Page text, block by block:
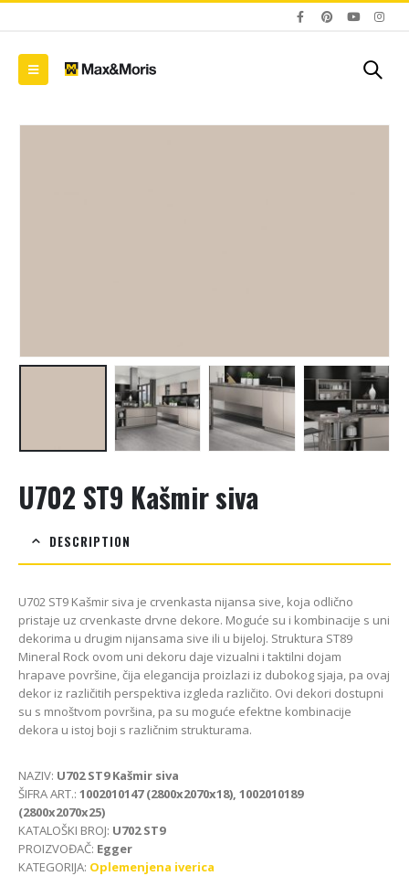
U702 ST9 Kašmir siva
DESCRIPTION
U702 ST9 Kašmir siva je crvenkasta nijansa sive, koja odlično
pristaje uz crvenkaste drvne dekore. Moguće su i kombinacije s uni
dekorima u drugim nijansama sive ili u bijeloj. Struktura ST89
Mineral Rock ovom uni dekoru daje vizualni i taktilni dojam
hrapave površine, čija elegancija proizlazi iz dubokog sjaja, pa ovaj
dekor iz različitih perspektiva izgleda različito. Ovi dekori dostupni
su s mnoštvom površina, pa su moguće efektne kombinacije
dekora u istoj boji s različnim strukturama.
NAZIV: U702 ST9 Kašmir siva
ŠIFRA ART.: 1002010147 (2800x2070x18), 1002010189
(2800x2070x25)
KATALOŠKI BROJ: U702 ST9
PROIZVOĐAČ: Egger
KATEGORIJA: Oplemenjena iverica